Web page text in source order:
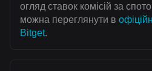
огляд ставок комісій за
можна переглянути в
Bitget.